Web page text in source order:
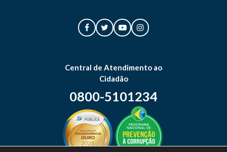
Central de Atendimento ao
Cidadão
0800-5101234